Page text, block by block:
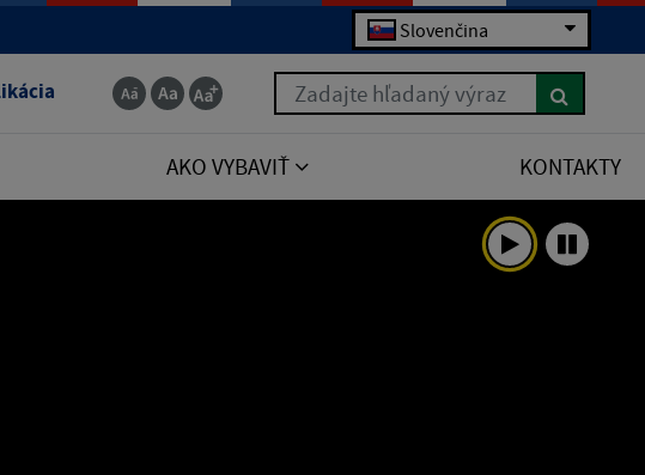
Slovenčina
Zadajte hľadaný výraz
AKO VYBAVIŤ KONTAKTY